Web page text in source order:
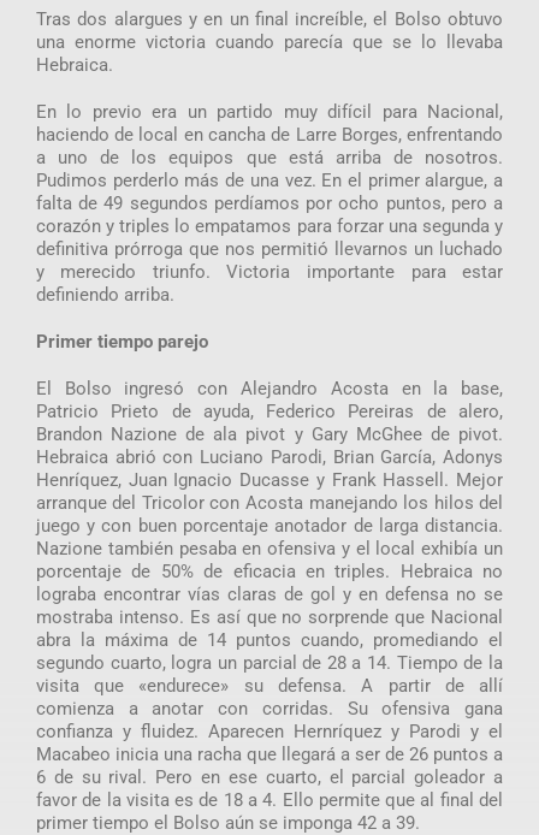
Tras dos alargues y en un final increíble, el Bolso obtuvo
una enorme victoria cuando parecía que se lo llevaba
Hebraica.
En lo previo era un partido muy difícil para Nacional,
haciendo de local en cancha de Larre Borges, enfrentando
a uno de los equipos que está arriba de nosotros.
Pudimos perderlo más de una vez. En el primer alargue, a
falta de 49 segundos perdíamos por ocho puntos, pero a
corazón y triples lo empatamos para forzar una segunda y
definitiva prórroga que nos permitió llevarnos un luchado
y merecido triunfo. Victoria importante para estar
definiendo arriba.
Primer tiempo parejo
El Bolso ingresó con Alejandro Acosta en la base,
Patricio Prieto de ayuda, Federico Pereiras de alero,
Brandon Nazione de ala pivot y Gary McGhee de pivot.
Hebraica abrió con Luciano Parodi, Brian García, Adonys
Henríquez, Juan Ignacio Ducasse y Frank Hassell. Mejor
arranque del Tricolor con Acosta manejando los hilos del
juego y con buen porcentaje anotador de larga distancia.
Nazione también pesaba en ofensiva y el local exhibía un
porcentaje de 50% de eficacia en triples. Hebraica no
lograba encontrar vías claras de gol y en defensa no se
mostraba intenso. Es así que no sorprende que Nacional
abra la máxima de 14 puntos cuando, promediando el
segundo cuarto, logra un parcial de 28 a 14. Tiempo de la
visita que «endurece» su defensa. A partir de allí
comienza a anotar con corridas. Su ofensiva gana
confianza y fluidez. Aparecen Hernríquez y Parodi y el
Macabeo inicia una racha que llegará a ser de 26 puntos a
6 de su rival. Pero en ese cuarto, el parcial goleador a
favor de la visita es de 18 a 4. Ello permite que al final del
primer tiempo el Bolso aún se imponga 42 a 39.